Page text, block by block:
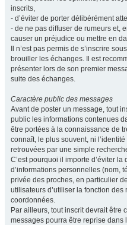
inscrits,
- d’éviter de porter délibérément
- de ne pas diffuser de rumeurs et,
causer un préjudice ou mettre en
Il n’est pas permis de s’inscrire
brouiller les échanges. Il est
présenter lors de son premier
suite des échanges.
Caractère public des messages
Avant de poster un message, tout
public les informations contenues
être portées à la connaissance de
connaît, le plus souvent, ni
retrouvées par une simple
C’est pourquoi il importe d’éviter
d’informations personnelles (nom,
privée des proches, en particulier
utilisateurs d’utiliser la fonction
coordonnées.
Par ailleurs, tout inscrit devrait être
messages pourra être reprise dans